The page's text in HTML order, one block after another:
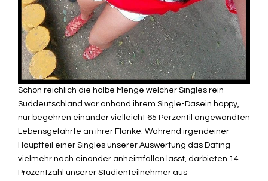
Schon reichlich die halbe Menge welcher Singles rein
Suddeutschland war anhand ihrem Single-Dasein happy,
nur begehren einander vielleicht 65 Perzentil angewandten
Lebensgefahrte an ihrer Flanke. Wahrend irgendeiner
Hauptteil einer Singles unserer Auswertung das Dating
vielmehr nach einander anheimfallen lasst, darbieten 14
Prozentzahl unserer Studienteilnehmer aus